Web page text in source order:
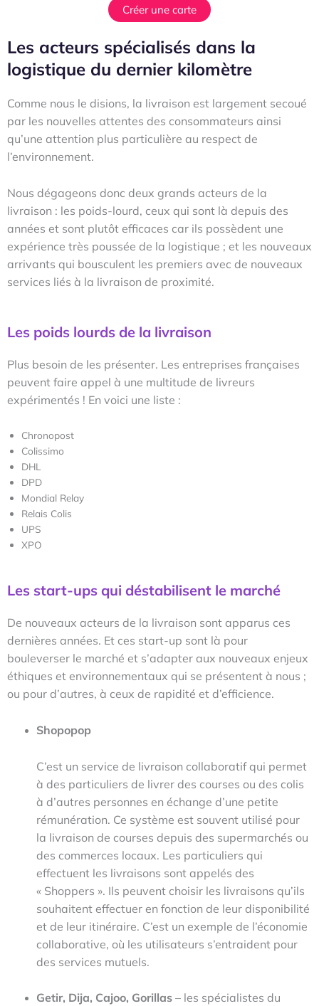
Créer une carte
Les acteurs spécialisés dans la
logistique du dernier kilomètre
Comme nous le disions, la livraison est largement secoué
par les nouvelles attentes des consommateurs ainsi
qu’une attention plus particulière au respect de
l’environnement.
Nous dégageons donc deux grands acteurs de la
livraison : les poids-lourd, ceux qui sont là depuis des
années et sont plutôt efficaces car ils possèdent une
expérience très poussée de la logistique ; et les nouveaux
arrivants qui bousculent les premiers avec de nouveaux
services liés à la livraison de proximité.
Les poids lourds de la livraison
Plus besoin de les présenter. Les entreprises françaises
peuvent faire appel à une multitude de livreurs
expérimentés ! En voici une liste :
Chronopost
Colissimo
DHL
DPD
Mondial Relay
Relais Colis
UPS
XPO
Les start-ups qui déstabilisent le marché
De nouveaux acteurs de la livraison sont apparus ces
dernières années. Et ces start-up sont là pour
bouleverser le marché et s’adapter aux nouveaux enjeux
éthiques et environnementaux qui se présentent à nous ;
ou pour d’autres, à ceux de rapidité et d’efficience.
Shopopop
C’est un service de livraison collaboratif qui permet
à des particuliers de livrer des courses ou des colis
à d’autres personnes en échange d’une petite
rémunération. Ce système est souvent utilisé pour
la livraison de courses depuis des supermarchés ou
des commerces locaux. Les particuliers qui
effectuent les livraisons sont appelés des
« Shoppers ». Ils peuvent choisir les livraisons qu’ils
souhaitent effectuer en fonction de leur disponibilité
et de leur itinéraire. C’est un exemple de l’économie
collaborative, où les utilisateurs s’entraident pour
des services mutuels.
Getir, Dija, Cajoo, Gorillas– les spécialistes du